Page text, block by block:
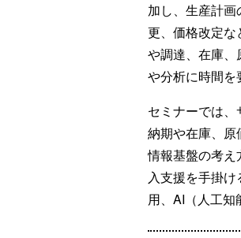
加し、生産計
更、価格改定
や調達、在庫
や分析に時間を
セミナーでは、
納期や在庫、
情報基盤の考
入支援を手掛
用、AI（人工知